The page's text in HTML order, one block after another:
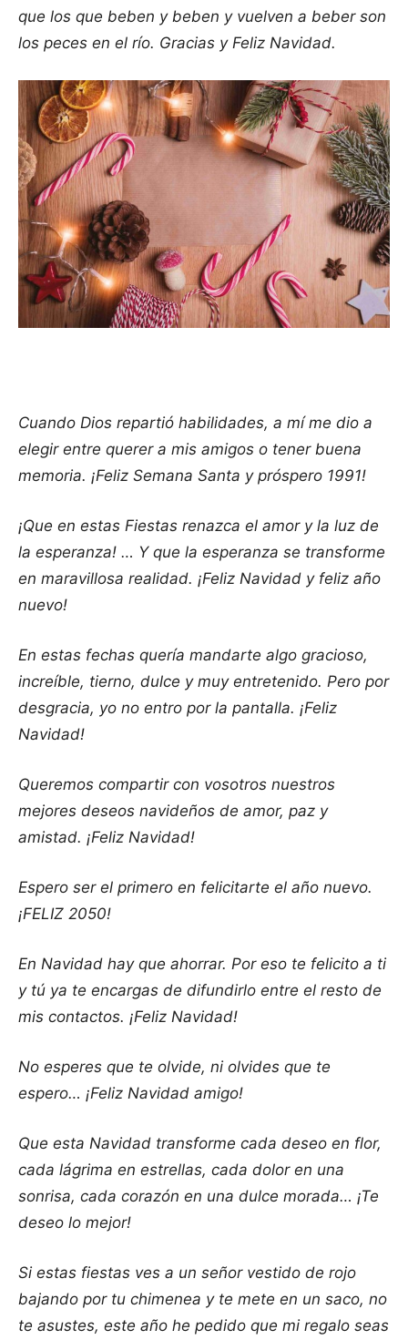
que los que beben y beben y vuelven a beber son
los peces en el río. Gracias y Feliz Navidad.
Cuando Dios repartió habilidades, a mí me dio a
elegir entre querer a mis amigos o tener buena
memoria. ¡Feliz Semana Santa y próspero 1991!
¡Que en estas Fiestas renazca el amor y la luz de
la esperanza! … Y que la esperanza se transforme
en maravillosa realidad. ¡Feliz Navidad y feliz año
nuevo!
En estas fechas quería mandarte algo gracioso,
increíble, tierno, dulce y muy entretenido. Pero por
desgracia, yo no entro por la pantalla. ¡Feliz
Navidad!
Queremos compartir con vosotros nuestros
mejores deseos navideños de amor, paz y
amistad. ¡Feliz Navidad!
Espero ser el primero en felicitarte el año nuevo.
¡FELIZ 2050!
En Navidad hay que ahorrar. Por eso te felicito a ti
y tú ya te encargas de difundirlo entre el resto de
mis contactos. ¡Feliz Navidad!
No esperes que te olvide, ni olvides que te
espero… ¡Feliz Navidad amigo!
Que esta Navidad transforme cada deseo en flor,
cada lágrima en estrellas, cada dolor en una
sonrisa, cada corazón en una dulce morada… ¡Te
deseo lo mejor!
Si estas fiestas ves a un señor vestido de rojo
bajando por tu chimenea y te mete en un saco, no
te asustes, este año he pedido que mi regalo seas